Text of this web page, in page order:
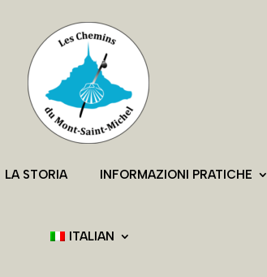
LA STORIA INFORMAZIONI PRATICHE
ITALIAN